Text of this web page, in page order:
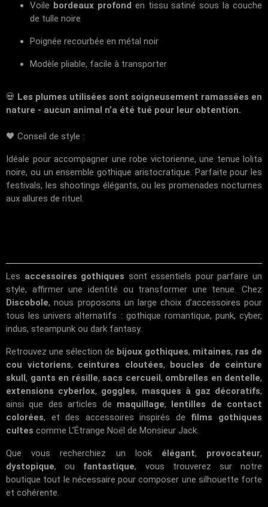
Voile bordeaux profond en tissu satiné sous la couche
de tulle noire
Poignée recourbée en métal noir
Modèle pliable, facile à transporter
💀 Les plumes utilisées sont soigneusement ramassées en
nature - aucun animal n’a été tué pour leur obtention.
🖤 Conseil de style :
Idéale pour accompagner une robe victorienne, une tenue lolita
noire, ou un ensemble gothique aristocratique. Parfaite pour les
festivals, les shootings élégants, ou les promenades nocturnes
aux allures de rituel.
Les accessoires gothiques sont essentiels pour parfaire un
style, affirmer une identité ou transformer une tenue. Chez
Discobole, nous proposons un large choix d’accessoires pour
tous les univers alternatifs : gothique romantique, punk, cyber,
indus, steampunk ou dark fantasy.
Retrouvez une sélection de bijoux gothiques, mitaines, ras de
cou victoriens, ceintures cloutées, boucles de ceinture
skull, gants en résille, sacs cercueil, ombrelles en dentelle,
extensions cyberlox, goggles, masques à gaz décoratifs,
ainsi que des articles de maquillage, lentilles de contact
colorées, et des accessoires inspirés de films gothiques
cultes comme L’Étrange Noël de Monsieur Jack.
Que vous recherchiez un look élégant, provocateur,
dystopique, ou fantastique, vous trouverez sur notre
boutique tout le nécessaire pour composer une silhouette forte
et cohérente.